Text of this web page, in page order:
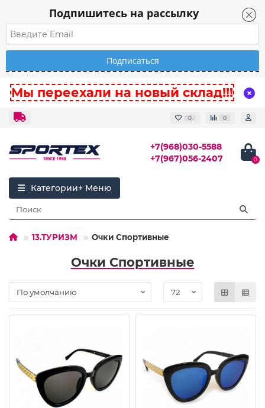
Подпишитесь на рассылку
Мы переехали на новый склад!!!
0 0
+7(968)030-5588
+7(967)056-2407
0
Категории
13.ТУРИЗМ Очки Спортивные
Очки Спортивные